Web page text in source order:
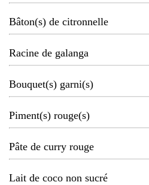
Bâton(s) de citronnelle
Racine de galanga
Bouquet(s) garni(s)
Piment(s) rouge(s)
Pâte de curry rouge
Lait de coco non sucré